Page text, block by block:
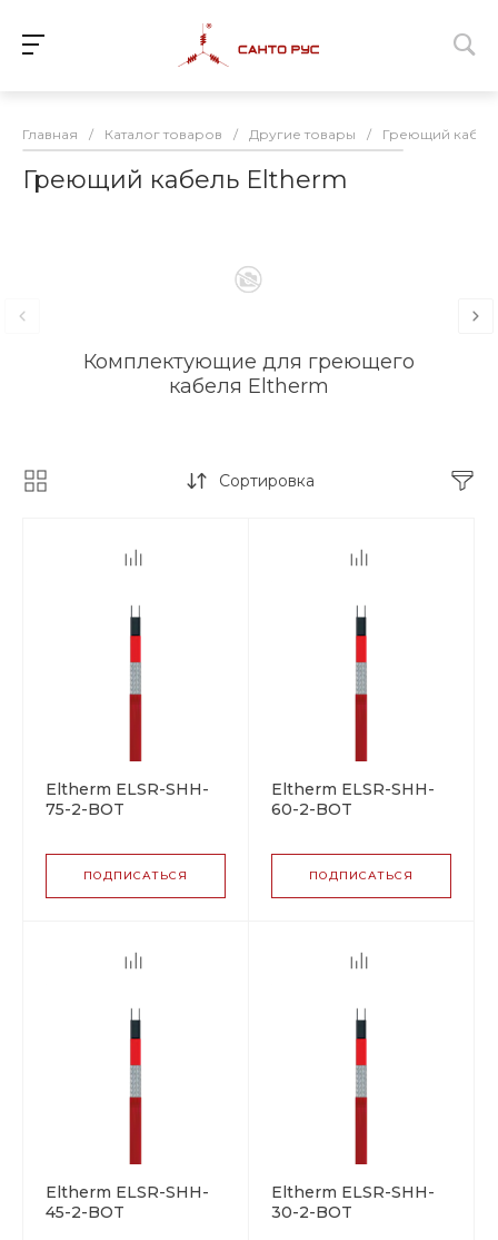
Главная / Каталог товаров / Другие товары / Греющий
Греющий кабель Eltherm
Комплектующие для греющего
кабеля Eltherm
Сортировка
Eltherm ELSR-SHH-
75-2-BOT
греющий кабель
ПОДПИСАТЬСЯ
Eltherm ELSR-SHH-
60-2-BOT
греющий кабель
ПОДПИСАТЬСЯ
Eltherm ELSR-SHH-
45-2-BOT
Eltherm ELSR-SHH-
30-2-BOT